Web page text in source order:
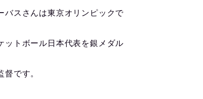
バスさんは東京オリンピックで
ットボール日本代表を銀メダル
督です。